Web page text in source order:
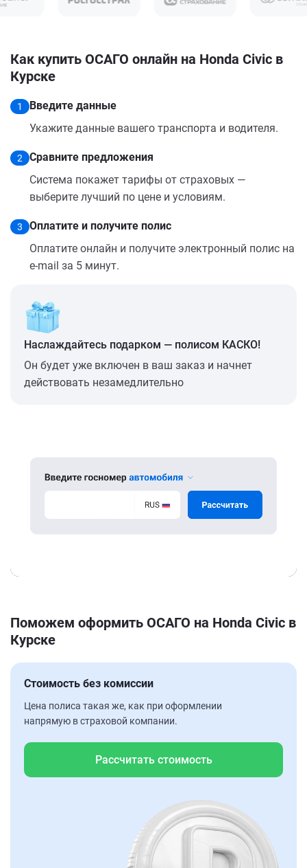
Как купить ОСАГО онлайн на Honda Civic в
Курске
1
Введите данные
Укажите данные вашего транспорта и водителя.
2
Сравните предложения
Система покажет тарифы от страховых —
выберите лучший по цене и условиям.
3
Оплатите и получите полис
Оплатите онлайн и получите электронный полис на
e-mail за 5 минут.
Наслаждайтесь подарком — полисом КАСКО!
Он будет уже включен в ваш заказ и начнет
действовать незамедлительно
Поможем оформить ОСАГО на Honda Civic в
Курске
Стоимость без комиссии
Цена полиса такая же, как при оформлении
напрямую в страховой компании.
Рассчитать стоимость